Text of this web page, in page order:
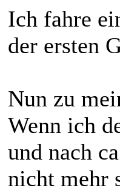
Ich fahre
der ersten
Nun zu
Wenn ich
und nach
nicht mehr